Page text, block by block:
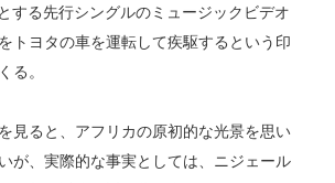
とする先行シングルのミュージックビデオ
トヨタの車を運転して疾駆するという印
る。
見ると、アフリカの原初的な光景を思い
が、実際的な事実としては、ニジェール